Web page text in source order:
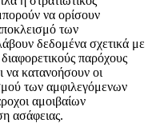
να ορίσουν
των
δεδομένα σχετικά με
παρόχους
να κατανοήσουν οι
των αμφιλεγόμενων
αμοιβαίων
ασάφειας.